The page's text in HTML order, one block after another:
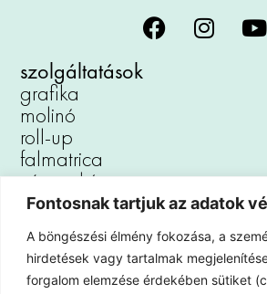
Fontosnak tartjuk az adatok
A böngészési élmény fokozása, a
hirdetések vagy tartalmak
forgalom elemzése érdekében sütiket
szolgáltatások
grafika
molinó
roll-up
falmatrica
vászonkép
reklámtábla
padlómatrica
autófóliázás
kirakat dekoráció